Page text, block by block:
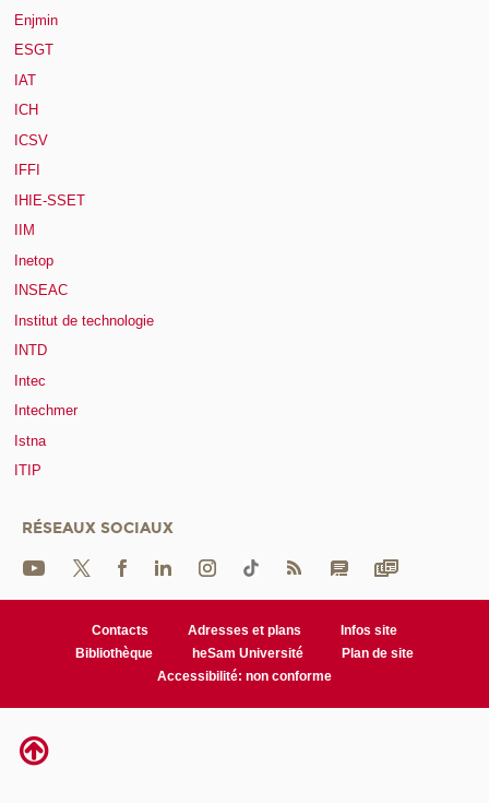
Enjmin
ESGT
IAT
ICH
ICSV
IFFI
IHIE-SSET
IIM
Inetop
INSEAC
Institut de technologie
INTD
Intec
Intechmer
Istna
ITIP
RÉSEAUX SOCIAUX
Contacts Adresses et plans
Infos site
Bibliothèque
heSam Université
Plan de site
Accessibilité: non conforme